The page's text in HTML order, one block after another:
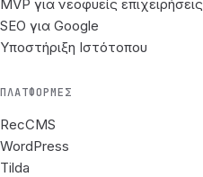
MVP για νεοφυείς επιχειρήσεις
SEO για Google
Υποστήριξη Ιστότοπου
ΠΛΑΤΦΌΡΜΕΣ
RecCMS
WordPress
Tilda